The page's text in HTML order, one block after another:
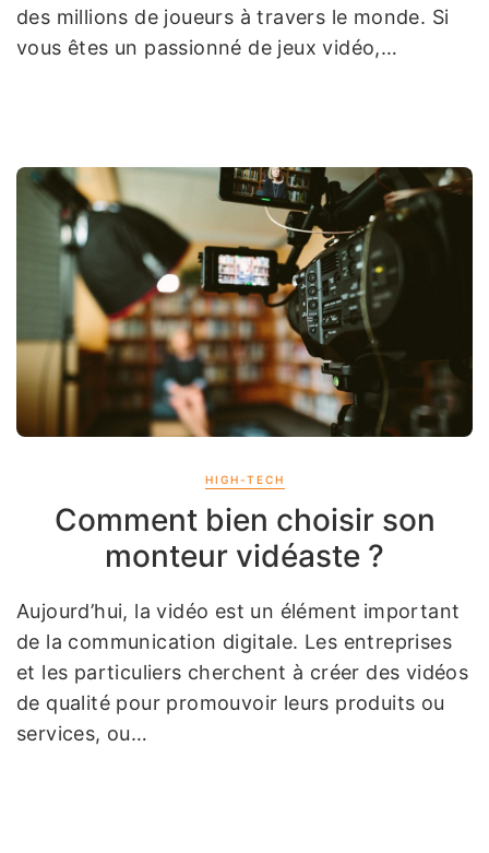
des millions de joueurs à travers le monde. Si
vous êtes un passionné de jeux vidéo,…
HIGH-TECH
Comment bien choisir son
monteur vidéaste ?
Aujourd’hui, la vidéo est un élément important
de la communication digitale. Les entreprises
et les particuliers cherchent à créer des vidéos
de qualité pour promouvoir leurs produits ou
services, ou…